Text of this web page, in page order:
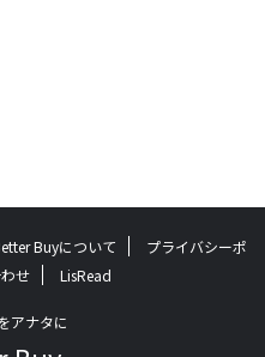
Buyについて
プライバシーポ
せ LisRead
アナタに